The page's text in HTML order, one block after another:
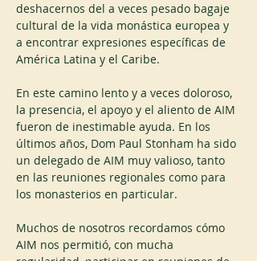
deshacernos del a veces pesado bagaje
cultural de la vida monástica europea y
a encontrar expresiones específicas de
América Latina y el Caribe.
En este camino lento y a veces doloroso,
la presencia, el apoyo y el aliento de AIM
fueron de inestimable ayuda. En los
últimos años, Dom Paul Stonham ha sido
un delegado de AIM muy valioso, tanto
en las reuniones regionales como para
los monasterios en particular.
Muchos de nosotros recordamos cómo
AIM nos permitió, con mucha